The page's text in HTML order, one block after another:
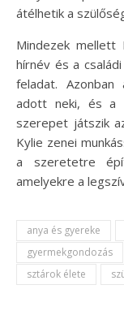
átélhetik a
Mindezek mellett
hírnév és a
feladat.
adott neki, és a
szerepet játszik
Kylie zenei
a szeretetre
amelyekre a
anya és gyereke
gyermekgondozás
sztárok élete